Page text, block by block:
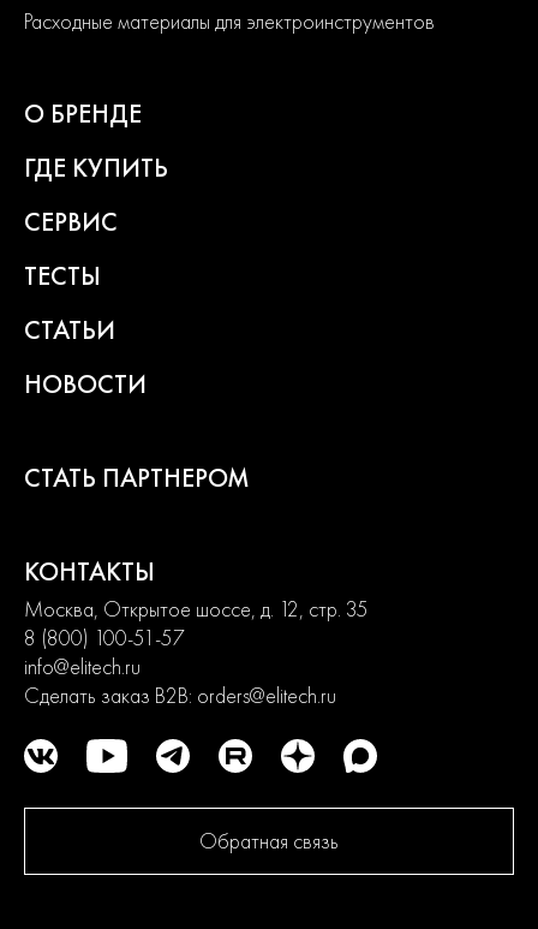
Расходные материалы для электроинструментов
О БРЕНДЕ
ГДЕ КУПИТЬ
СЕРВИС
ТЕСТЫ
СТАТЬИ
НОВОСТИ
СТАТЬ ПАРТНЕРОМ
КОНТАКТЫ
Москва, Открытое шоссе, д. 12, стр. 35
8 (800) 100-51-57
info@elitech.ru
Сделать заказ B2B: orders@elitech.ru
Обратная связь